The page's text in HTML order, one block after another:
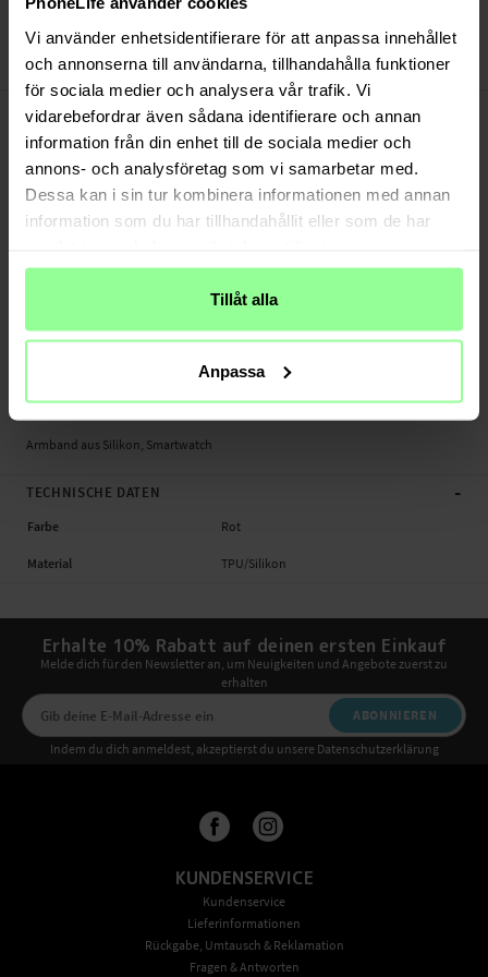
Vi använder enhetsidentifierare för att anpassa innehållet
och annonserna till användarna, tillhandahålla funktioner
för sociala medier och analysera vår trafik. Vi
vidarebefordrar även sådana identifierare och annan
information från din enhet till de sociala medier och
annons- och analysföretag som vi samarbetar med.
Dessa kan i sin tur kombinera informationen med annan
information som du har tillhandahållit eller som de har
Tillåt alla
Anpassa
Art number:46776
PRODUKTBESCHREIBUNG
Dieses schicke Silikonarmband ist der perfekte Begleiter für dich - im Training
wie im Alltag. Stylisch, bequem und vielfältig kombinierbar.
- In vielen verschiedenen Farben erhältlich, passt zu deinem Tagesoutfit
- Einfach austauschbar
Länge: Zwischen 120 - 175mm (ohne Uhr)
Material: Silikon
Armband aus Silikon, Smartwatch
TECHNISCHE DATEN -
Farbe Rot
Material TPU/Silikon
Erhalte 10% Rabatt auf deinen ersten Einkauf
Melde dich für den Newsletter an, um Neuigkeiten und Angebote zuerst zu
erhalten
ABONNIEREN
Indem du dich anmeldest, akzeptierst du unsere Datenschutzerklärung
KUNDENSERVICE
Kundenservice
Lieferinformationen
Rückgabe, Umtausch & Reklamation
Fragen & Antworten